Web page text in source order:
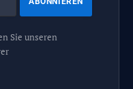
Sie unseren